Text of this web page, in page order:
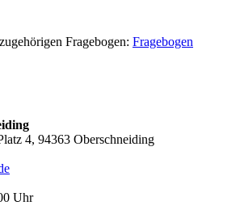
Fragebogen: Fragebogen
4, 94363 Oberschneiding
Uhr